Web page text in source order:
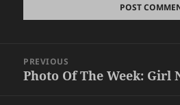
navigation
PREVIOUS
Previous
Photo Of The Week: Girl